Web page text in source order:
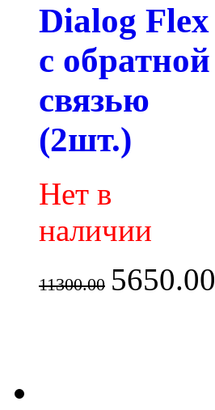
Dialog Flex
с обратной
связью
(2шт.)
Нет в
наличии
11300.00 5650.00